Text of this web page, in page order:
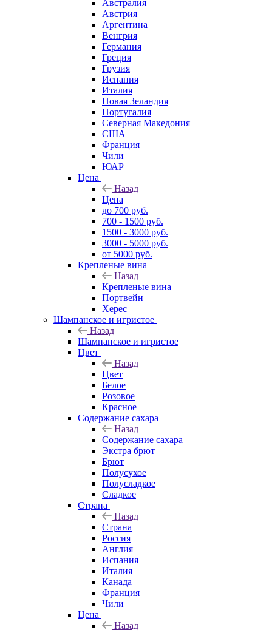
Австралия
Австрия
Аргентина
Венгрия
Германия
Греция
Грузия
Испания
Италия
Новая Зеландия
Португалия
Северная Македония
США
Франция
Чили
ЮАР
Цена
Назад
Цена
до 700 руб.
700 - 1500 руб.
1500 - 3000 руб.
3000 - 5000 руб.
от 5000 руб.
Крепленые вина
Назад
Крепленые вина
Портвейн
Херес
Шампанское и игристое
Назад
Шампанское и игристое
Цвет
Назад
Цвет
Белое
Розовое
Красное
Содержание сахара
Назад
Содержание сахара
Экстра брют
Брют
Полусухое
Полусладкое
Сладкое
Страна
Назад
Страна
Россия
Англия
Испания
Италия
Канада
Франция
Чили
Цена
Назад